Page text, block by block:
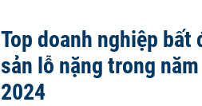
Top doanh nghiệp bất
sản lỗ nặng trong năm
2024